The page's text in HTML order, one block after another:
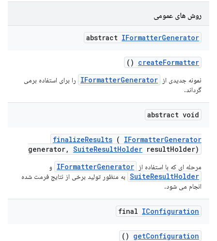
روش های عمومی
abstract IFormatterGenerator
createFormatter
()
نمونه جدیدی از IFormatterGenerator
را برای استفاده برمی
گرداند.
abstract void
finalizeResults ( IFormatterGenerator
generator, SuiteResultHolder resultHolder)
مرحله ای که با استفاده از IFormatterGenerator و
SuiteResultHolder به منظور تولید برخی از نتایج فرمت شده
انجام می شود.
final IConfiguration
getConfiguration
()